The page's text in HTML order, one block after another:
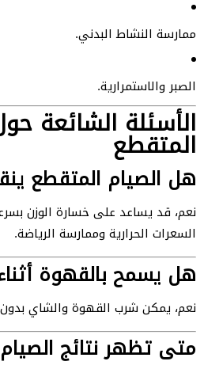
ممارسة النشاط البدني.
الصبر والاستمرارية.
الأسئلة الشائعة
المتقطع
هل الصيام المتقطع
نعم، قد يساعد على خسارة الوزن
السعرات الحرارية وممارسة الرياضة.
هل يسمح بالقهوة
نعم، يمكن شرب القهوة والشاي
متى تظهر نتائج